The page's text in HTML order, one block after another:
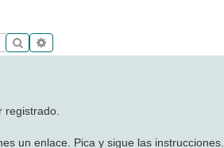
Buscar
registrado.
un enlace. Pica y sigue las instrucciones.